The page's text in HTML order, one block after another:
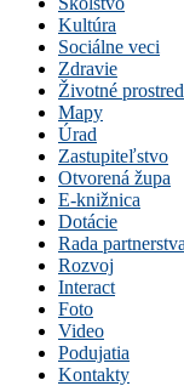
Kultúra
Sociálne veci
Zdravie
Životné
Mapy
Úrad
Zastupiteľstvo
Otvorená župa
E-knižnica
Dotácie
Rada partnerstva
Rozvoj
Interact
Foto
Video
Podujatia
Kontakty